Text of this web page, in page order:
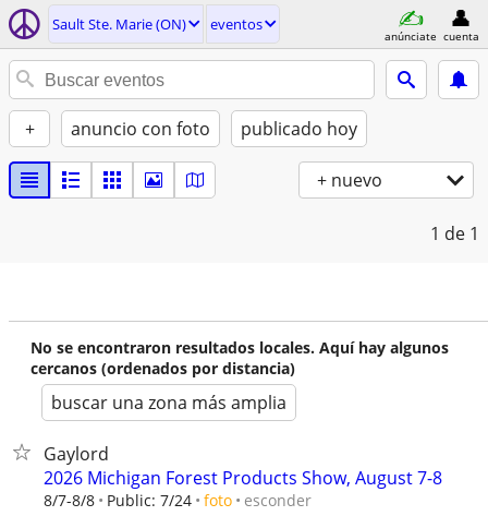
Sault Ste. Marie (ON) eventos
anúnciate cuenta
+ anuncio con foto publicado hoy
+ nuevo
1 de 1
No se encontraron resultados locales. Aquí hay algunos
cercanos (ordenados por distancia)
buscar una zona más amplia
Gaylord
2026 Michigan Forest Products Show, August 7-8
8/7-8/8 Public: 7/24 foto esconder